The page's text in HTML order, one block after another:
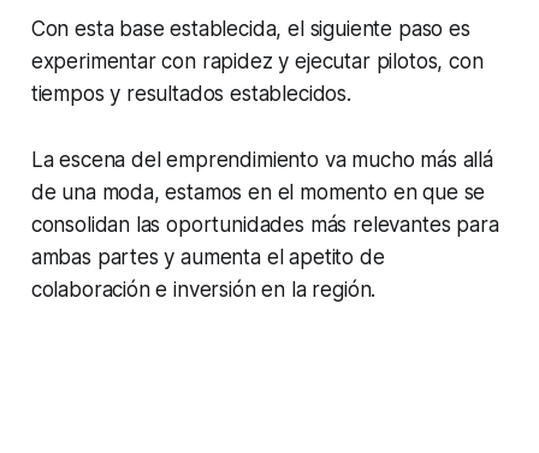
Con esta base establecida, el siguiente paso es
experimentar con rapidez y ejecutar pilotos, con
tiempos y resultados establecidos.
La escena del emprendimiento va mucho más allá
de una moda, estamos en el momento en que se
consolidan las oportunidades más relevantes para
ambas partes y aumenta el apetito de
colaboración e inversión en la región.